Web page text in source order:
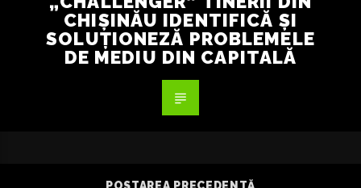
CHIȘINĂU IDENTIFICĂ ȘI
SOLUȚIONEZĂ PROBLEMELE
DE MEDIU DIN CAPITALĂ